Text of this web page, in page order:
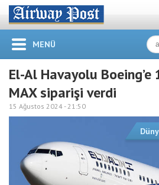
MENÜ
El-Al Havayolu
MAX siparişi verdi
15 Ağustos 2024 -21:50